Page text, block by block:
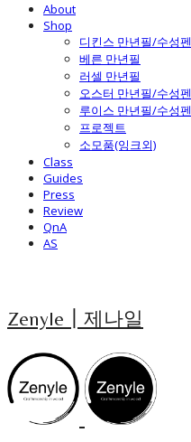
About
Shop
디킨스 만년필/수성펜
베른 만년필
러셀 만년필
오스터 만년필/수성펜
루이스 만년필/수성펜
프로젝트
소모품(잉크외)
Class
Guides
Press
Review
QnA
AS
Zenyle┃제나일